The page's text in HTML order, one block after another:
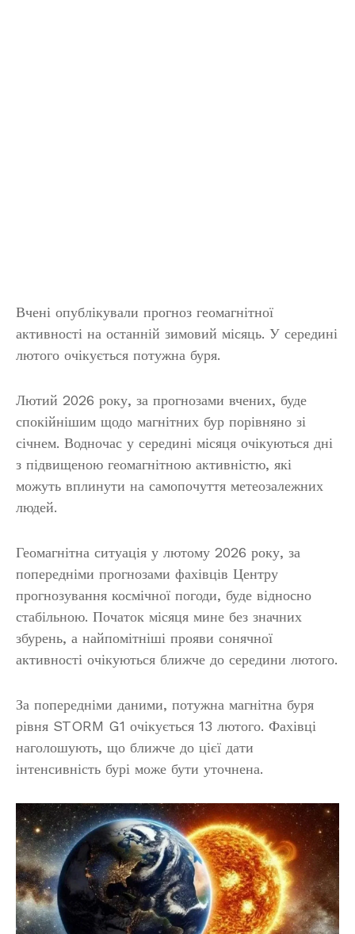
Вчені опублікували прогноз геомагнітної
активності на останній зимовий місяць. У середині
лютого очікується потужна буря.
Лютий 2026 року, за прогнозами вчених, буде
спокійнішим щодо магнітних бур порівняно зі
січнем. Водночас у середині місяця очікуються дні
з підвищеною геомагнітною активністю, які
можуть вплинути на самопочуття метеозалежних
людей.
Геомагнітна ситуація у лютому 2026 року, за
попередніми прогнозами фахівців Центру
прогнозування космічної погоди, буде відносно
стабільною. Початок місяця мине без значних
збурень, а найпомітніші прояви сонячної
активності очікуються ближче до середини лютого.
За попередніми даними, потужна магнітна буря
рівня STORM G1 очікується 13 лютого. Фахівці
наголошують, що ближче до цієї дати
інтенсивність бурі може бути уточнена.